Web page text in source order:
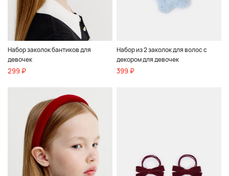
Набор заколок бантиков для
девочек
299 ₽
Набор из 2 заколок для волос с
декором для девочек
399 ₽